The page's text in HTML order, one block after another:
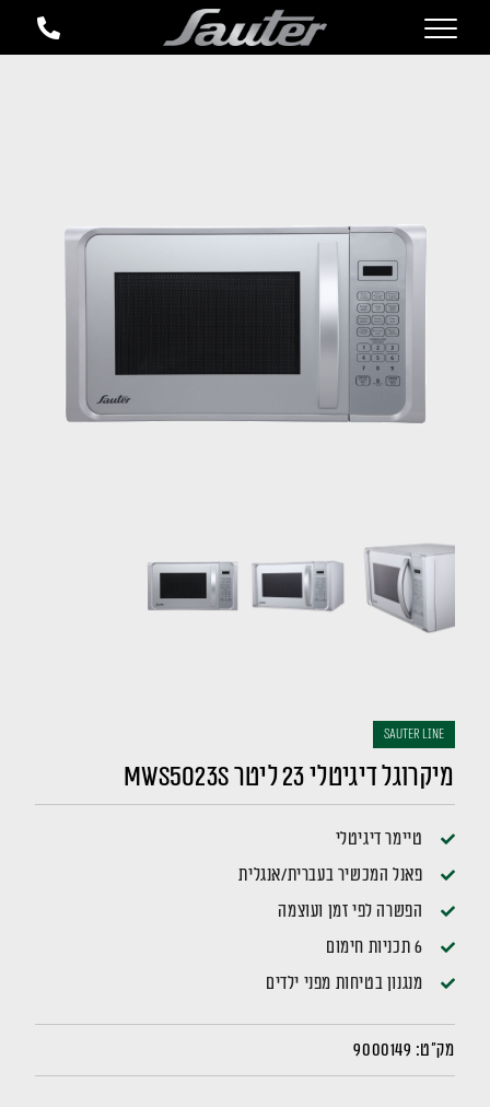
sauter LINE
מיקרוגל דיגיטלי 23 ליטר MWS5023S
טיימר דיגיטלי
פאנל המכשיר בעברית/אנגלית
הפשרה לפי זמן ועוצמה
6 תכניות חימום
מנגנון בטיחות מפני ילדים
מק"ט: 9000149